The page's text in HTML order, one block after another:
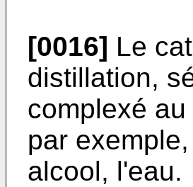
[0016] Le
distillation,
complexé
par
alcool, l'eau.